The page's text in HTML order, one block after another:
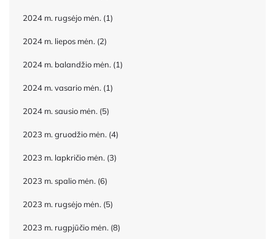
2024 m. rugsėjo mėn. (1)
2024 m. liepos mėn. (2)
2024 m. balandžio mėn. (1)
2024 m. vasario mėn. (1)
2024 m. sausio mėn. (5)
2023 m. gruodžio mėn. (4)
2023 m. lapkričio mėn. (3)
2023 m. spalio mėn. (6)
2023 m. rugsėjo mėn. (5)
2023 m. rugpjūčio mėn. (8)